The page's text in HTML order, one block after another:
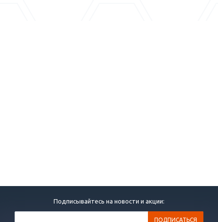
Подписывайтесь на новости и акции: